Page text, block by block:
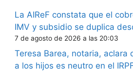
La AIReF constata que el
IMV y subsidio se duplica
7 de agosto de 2026 a las 20:03
Teresa Barea, notaria, aclara
a los hijos es neutro en el